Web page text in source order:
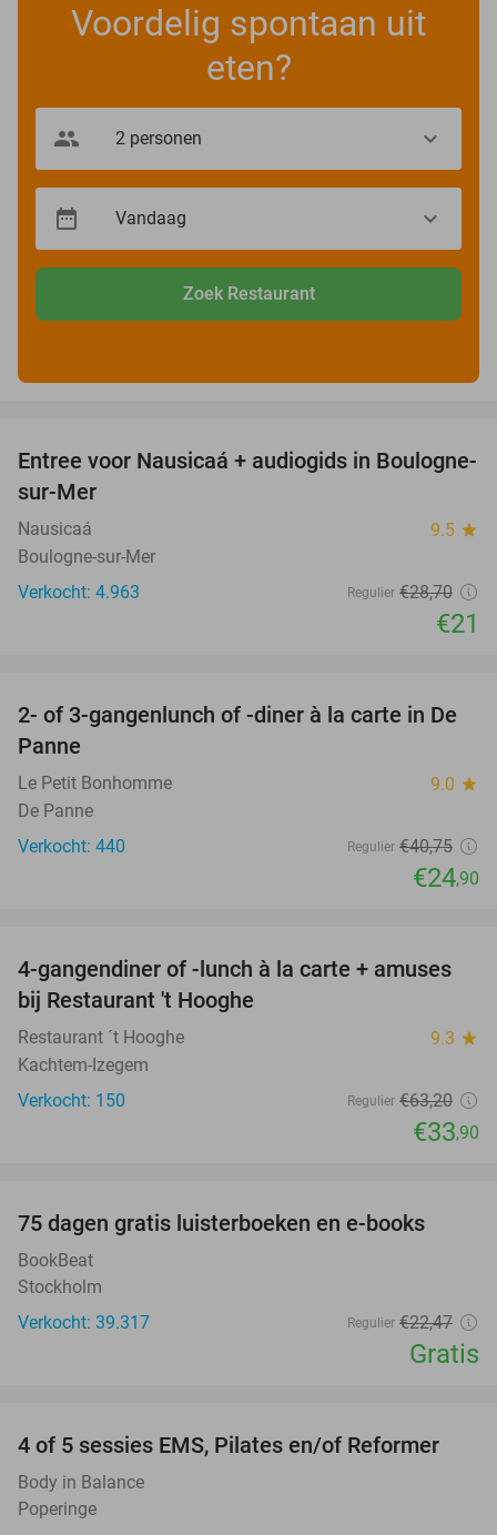
Voordelig spontaan uit
eten?
Zoek Restaurant
27%
Entree voor Nausicaá + audiogids in Boulogne-
sur-Mer
Nausicaá 9.5 star
Boulogne-sur-Mer
Verkocht: 4.963
Regulier €28,70
€21
39%
2- of 3-gangenlunch of -diner à la carte in De
Panne
Le Petit Bonhomme 9.0 star
De Panne
Verkocht: 440
Regulier €40,75
€24,90
46%
4-gangendiner of -lunch à la carte + amuses
bij Restaurant 't Hooghe
Restaurant ´t Hooghe 9.3 star
Kachtem-Izegem
Verkocht: 150
Regulier €63,20
€33,90
75 dagen gratis luisterboeken en e-books
BookBeat
Stockholm
Verkocht: 39.317
Regulier €22,47
Gratis
71%
4 of 5 sessies EMS, Pilates en/of Reformer
Body in Balance
Poperinge